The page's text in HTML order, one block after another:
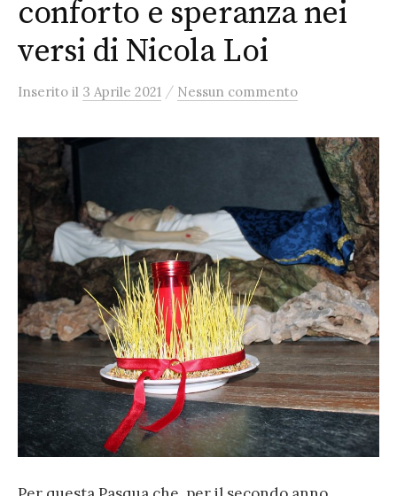
conforto e speranza nei
versi di Nicola Loi
Inserito il 3 Aprile 2021 / Nessun commento